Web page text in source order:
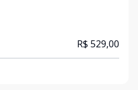
R$ 529,00